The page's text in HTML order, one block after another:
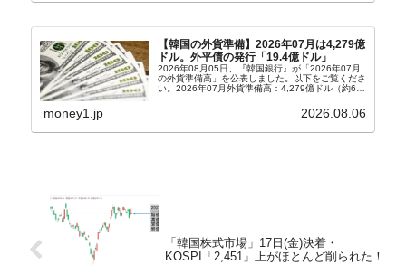
【韓国の外貨準備】2026年07月は4,279億
ドル。外平債の発行「19.4億ドル」
2026年08月05日、『韓国銀行』が「2026年07月
の外貨準備高」を公表しました。以下をご覧くださ
い。2026年07月外貨準備高：4,279億ドル（約67
money1.jp 2026.08.06
「韓国株式市場」17日(金)決着・
KOSPI「2,451」上がほとんど削られた！